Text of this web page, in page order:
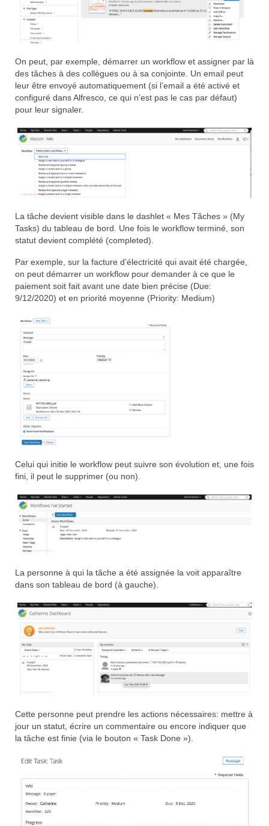
On peut, par exemple, démarrer un workflow et assigner par là
des tâches à des collègues ou à sa conjointe. Un email peut
leur être envoyé automatiquement (si l’email a été activé et
configuré dans Alfresco, ce qui n’est pas le cas par défaut)
pour leur signaler.
La tâche devient visible dans le dashlet « Mes Tâches » (My
Tasks) du tableau de bord. Une fois le workflow terminé, son
statut devient complété (completed).
Par exemple, sur la facture d’électricité qui avait été chargée,
on peut démarrer un workflow pour demander à ce que le
paiement soit fait avant une date bien précise (Due:
9/12/2020) et en priorité moyenne (Priority: Medium)
Celui qui initie le workflow peut suivre son évolution et, une fois
fini, il peut le supprimer (ou non).
La personne à qui la tâche a été assignée la voit apparaître
dans son tableau de bord (à gauche).
Cette personne peut prendre les actions nécessaires: mettre à
jour un statut, écrire un commentaire ou encore indiquer que
la tâche est finie (via le bouton « Task Done »).